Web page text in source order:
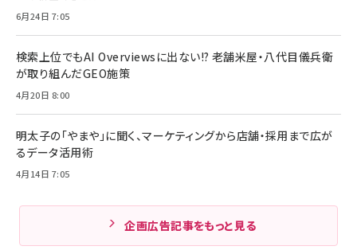
6月24日 7:05
検索上位でもAI Overviewsに出ない!? 老舗米屋・八代目儀兵衛
が取り組んだGEO施策
4月20日 8:00
明太子の「やまや」に聞く、マーケティングから店舗・採用まで広が
るデータ活用術
4月14日 7:05
企画広告記事をもっと見る